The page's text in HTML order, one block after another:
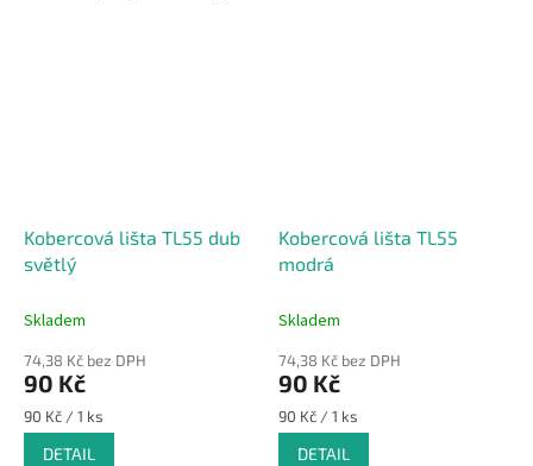
Kobercová lišta TL55 dub
světlý
Skladem
74,38 Kč bez DPH
90 Kč
Měrná
cena:
90 Kč / 1 ks
DETAIL
Kobercová lišta TL55
modrá
Skladem
74,38 Kč bez DPH
90 Kč
Měrná
cena:
90 Kč / 1 ks
DETAIL